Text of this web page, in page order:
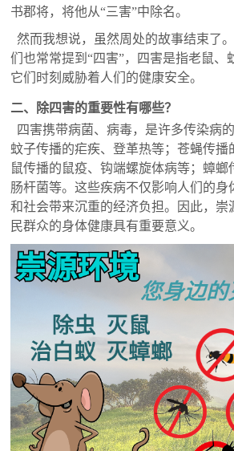
书郡将，将他从“三害”中除名。
然而我想说，虽然周处的故事结束了
们也常常提到“四害”，四害是指老鼠、
它们时刻威胁着人们的健康安全。
二、除四害的重要性有哪些？
四害携带病菌、病毒，是许多传染病
蚊子传播的疟疾、登革热等；苍蝇传播
鼠传播的鼠疫、钩端螺旋体病等；蟑螂
肠杆菌等。这些疾病不仅影响人们的身
和社会带来沉重的经济负担。因此，崇
民群众的身体健康具有重要意义。